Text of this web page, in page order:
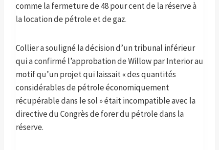
comme la fermeture de 48 pour cent de la réserve à
la location de pétrole et de gaz.
Collier a souligné la décision d’un tribunal inférieur
qui a confirmé l’approbation de Willow par Interior au
motif qu’un projet qui laissait « des quantités
considérables de pétrole économiquement
récupérable dans le sol » était incompatible avec la
directive du Congrès de forer du pétrole dans la
réserve.